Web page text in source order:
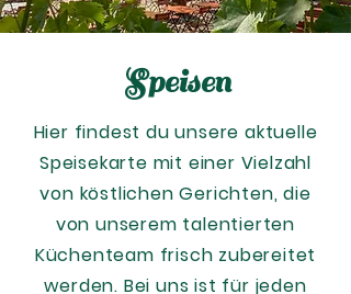
Speisen
Hier findest du unsere aktuelle
Speisekarte mit einer Vielzahl
von köstlichen Gerichten, die
von unserem talentierten
Küchenteam frisch zubereitet
werden. Bei uns ist für jeden